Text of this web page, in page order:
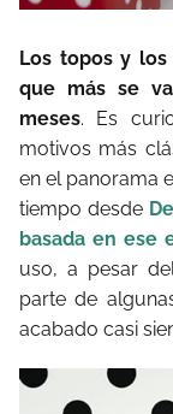
Los topos y
que más se
meses. Es
motivos más
en el panorama
tiempo desde
basada en ese
uso, a pesar
parte de
acabado casi